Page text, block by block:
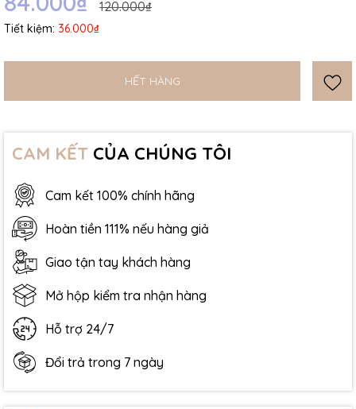
120.000₫
Tiết kiệm: 36.000₫
HẾT HÀNG
CAM KẾT CỦA CHÚNG TÔI
Cam kết 100% chính hãng
Hoàn tiền 111% nếu hàng giả
Giao tận tay khách hàng
Mở hộp kiểm tra nhận hàng
Hỗ trợ 24/7
Đổi trả trong 7 ngày